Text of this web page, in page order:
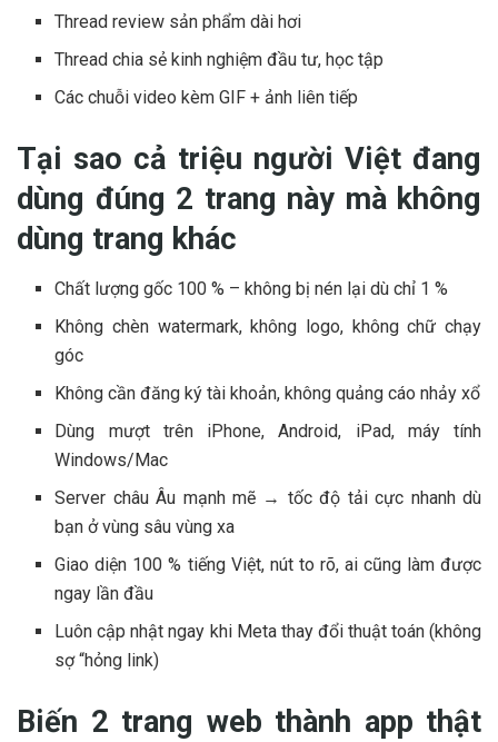
Thread review sản phẩm dài hơi
Thread chia sẻ kinh nghiệm đầu tư, học tập
Các chuỗi video kèm GIF + ảnh liên tiếp
Tại sao cả triệu người Việt đang
dùng đúng 2 trang này mà không
dùng trang khác
Chất lượng gốc 100 % – không bị nén lại dù chỉ 1 %
Không chèn watermark, không logo, không chữ chạy
góc
Không cần đăng ký tài khoản, không quảng cáo nhảy xổ
Dùng mượt trên iPhone, Android, iPad, máy tính
Windows/Mac
Server châu Âu mạnh mẽ → tốc độ tải cực nhanh dù
bạn ở vùng sâu vùng xa
Giao diện 100 % tiếng Việt, nút to rõ, ai cũng làm được
ngay lần đầu
Luôn cập nhật ngay khi Meta thay đổi thuật toán (không
sợ “hỏng link)
Biến 2 trang web thành app thật